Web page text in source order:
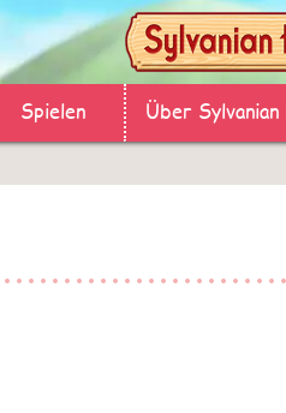
Spielen Über Sylvanian